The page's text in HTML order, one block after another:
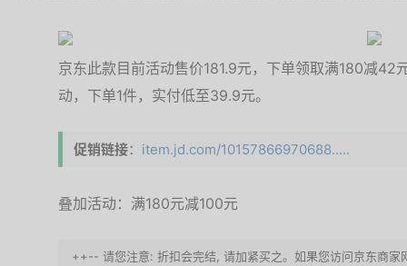
京东此款目前活动售价181.9元，下单领取满180减42
动，下单1件，实付低至39.9元。
促销链接： item.jd.com/10157866970688.....
叠加活动：满180元减100元
++-- 请您注意: 折扣会完结, 请加紧买之。如果您访问京东商